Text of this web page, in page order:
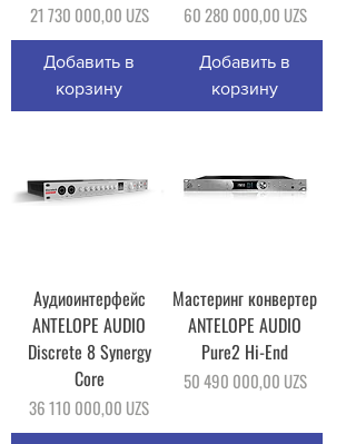
Цена
21 730 000,00 UZS
Добавить в
корзину
Цена
60 280 000,00 UZS
Добавить в
корзину
Аудиоинтерфейс
ANTELOPE AUDIO
Discrete 8 Synergy
Core
Цена
36 110 000,00 UZS
Мастеринг конвертер
ANTELOPE AUDIO
Pure2 Hi-End
Цена
50 490 000,00 UZS